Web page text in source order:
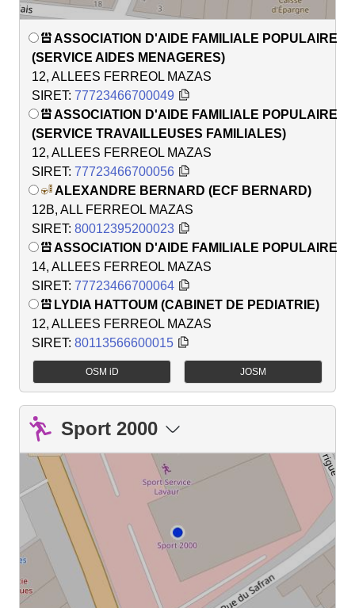
ASSOCIATION D'AIDE FAMILIALE POPULAIRE
(SERVICE AIDES MENAGERES)
12, ALLEES FERREOL MAZAS
SIRET: 77723466700049
ASSOCIATION D'AIDE FAMILIALE POPULAIRE
(SERVICE TRAVAILLEUSES FAMILIALES)
12, ALLEES FERREOL MAZAS
SIRET: 77723466700056
ALEXANDRE BERNARD (ECF BERNARD)
12B, ALL FERREOL MAZAS
SIRET: 80012395200023
ASSOCIATION D'AIDE FAMILIALE POPULAIRE
14, ALLEES FERREOL MAZAS
SIRET: 77723466700064
LYDIA HATTOUM (CABINET DE PEDIATRIE)
12, ALLEES FERREOL MAZAS
SIRET: 80113566600015
OSM iD JOSM
Sport 2000